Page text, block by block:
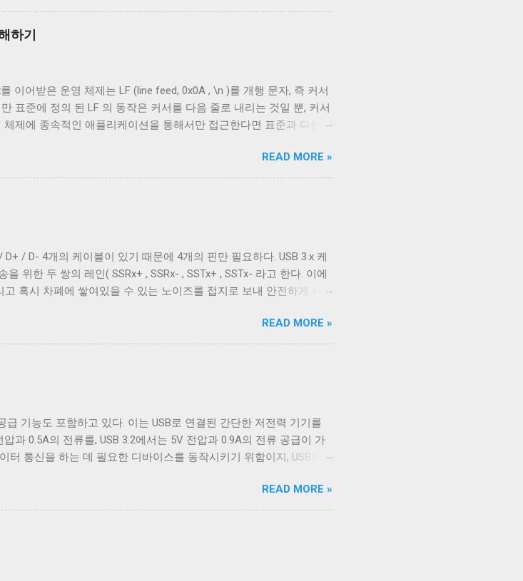
이블의 피복을 벗겨낸 것이다. 절연체 아래로 금속 선이 있는 것을
선은 전자기 차폐를 목적으로 들어간 금속 선이다. 실제 전선은 이 금
의 차폐가 사용됐다. 하나는 얇은 금속 호일이고, 다른 하나는 얇은
Shielding)라고 부르고 후자는 편조 차폐(Braided Shielding)라고
고주파수 전자기파를 차단하는 데 효과적이다. USB 3.0의 고속 전송
의 경우에는 필수는 아니고 권장 사항이다. 하지만 어지간한 싸구려
가지를 같이 사용한다. 차폐 선이 쉴드와 연결되지 않았다 하지만
하기
이어받은 운영 체제는 LF (line feed, 0x0A , \n )를 개행 문자, 즉 커서
표준에 정의 된 LF 의 동작은 커서를 다음 줄로 내리는 것일 뿐, 커서
제에 종속적인 애플리케이션을 통해서만 접근한다면 표준과 다른
미널은 출력에 적절한 가공을 하여 출력한다. 이를 제어하기 위한 플
다. c_oflag 는 터미널이 받은 문자를 출력하기 전에 어떤 후처
래그는 OPOST 다. 이는 입력에 대한 후처리를 할지 말지에 대한 플
터미널은 받은 문자열을 그대로 보여준다. 이 플래그를 끄는 경우는
도가 아닌 바이너리 데이터를 전송하기 위해 사용하는 경우 끄는 것
. 즉, Unix에서도 ONLCR 이 꺼져있다면, LF 를 만났을 때, 다음 줄의
동한다. Unix 계열 운영 체제에서 윈도우에서 만들어진 파일을 출력
래그를 끄는 것 만으로도 간단하게 출력할 수 있다. 이외에도 구형
READ MORE »
/ D- 4개의 케이블이 있기 때문에 4개의 핀만 필요하다. USB 3.x 케
위한 두 쌍의 레인( SSRx+ , SSRx- , SSTx+ , SSTx- 라고 한다. 이에
혹시 차폐에 쌓여있을 수 있는 노이즈를 접지로 보내 안전하게 제
: Wikipedia 이미지 출처: Wikipedia 이 5개의 선을 핀에 연결하기 위해
다. 기존 Type B 컨넥터는 4개의 핀만을 가지고 있고 확장할 수 없는
는 컨넥터 모양만으로도 USB 2.0 케이블인지 USB 3.0 케이블인지
넥터는 상황이 다르다. 상하 대칭으로 24개의 핀을 가져 최대 12개
으로 USB 2.0 케이블인지 USB 3.x 케이블인지 구분할 수 없고, 케이
케이블도 존재한다. Type A 컨넥터는 상황이 좀 재밌다. Type A 컨넥
Type B와는 다르게 Type A 컨넥터는 너무 많이 사용됐다. 따라서
READ MORE »
기능도 포함하고 있다. 이는 USB로 연결된 간단한 저전력 기기를
과 0.5A의 전류를, USB 3.2에서는 5V 전압과 0.9A의 전류 공급이 가
통신을 하는 데 필요한 디바이스를 동작시키기 위함이지, USB를
했던 기능이 아닌 일종의 부작용에 가까운 일이었다. 하지만 iPod을
이용한 충전 기능을 가지고 나왔다. 어차피 데이터 통신을 위해 USB
포트를 재사용하는 것이 기기를 싸고 가볍고 작게 만들 수 있었기
충전 규격들이 만들어졌. 사람들은 이런 혼란스러운 상황이 해결되기
BC)라는 표준을 만들어 USB 충전기를 표준의 영역으로 가지고
READ MORE »